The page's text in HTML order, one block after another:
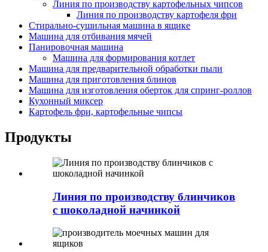
Линия по производству картофельных чипсов
Линия по производству картофеля фри
Стирально-сушильная машина в ящике
Машина для отбивания мячей
Панировочная машина
Машина для формирования котлет
Машина для предварительной обработки пыли
Машина для приготовления блинов
Машина для изготовления оберток для спринг-роллов
Кухонный миксер
Картофель фри, картофельные чипсы
Продукты
Линия по производству блинчиков
с шоколадной начинкой